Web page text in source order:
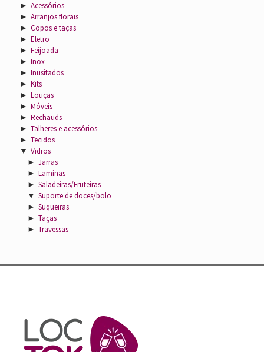
► Acessórios
► Arranjos florais
► Copos e taças
► Eletro
► Feijoada
► Inox
► Inusitados
► Kits
► Louças
► Móveis
► Rechauds
► Talheres e acessórios
► Tecidos
▼ Vidros
► Jarras
► Laminas
► Saladeiras/Fruteiras
▼ Suporte de doces/bolo
► Suqueiras
► Taças
► Travessas